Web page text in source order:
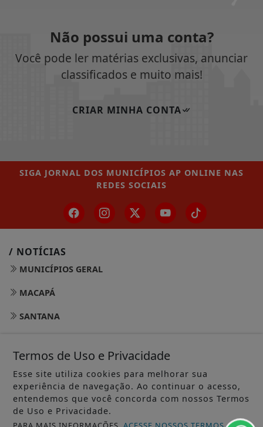
Não possui uma conta?
Você pode ler matérias exclusivas, anunciar
classificados e muito mais!
CRIAR MINHA CONTA
SIGA JORNAL DOS MUNICÍPIOS AP ONLINE NAS
REDES SOCIAIS
/ NOTÍCIAS
MUNICÍPIOS GERAL
MACAPÁ
SANTANA
OIAPOQUE
MAZAGÃO
PORTO GRANDE
Termos de Uso e Privacidade
Esse site utiliza cookies para melhorar sua
experiência de navegação. Ao continuar o acesso,
entendemos que você concorda com nossos Termos
de Uso e Privacidade.